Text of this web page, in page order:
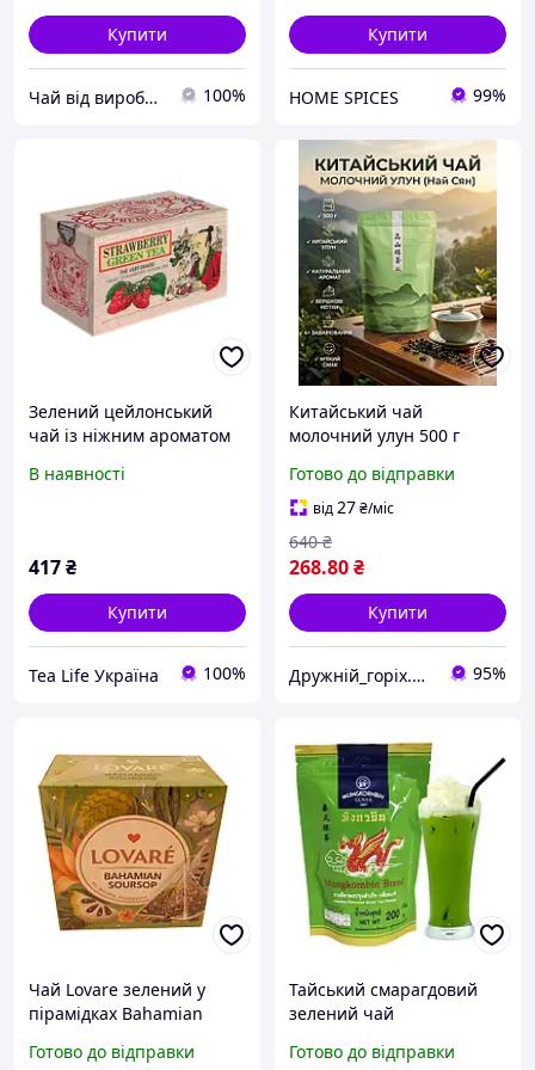
Купити
Чай від виробника Трипільське сонце| гурт та роздріб 100%
Купити
HOME SPICES 99%
Зелений цейлонський
чай із ніжним ароматом
В наявності
417₴
Купити
Tea Life Україна 100%
Китайський чай
молочний улун 500 г
з ніжним вершковим
смаком, натуральний чай
для заварювання
Готово до відправки
від27₴/міс
268.80₴
640 ₴
Купити
Дружній_горіх.юа 95%
Чай Lovare зелений у
пірамідках Bahamian
саусепу 15 шт по 2г
Готово до відправки
Тайський смарагдовий
зелений чай
Жасміна 200г
Готово до відправки